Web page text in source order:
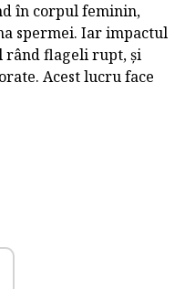
în corpul feminin,
spermei. Iar impactul
rând flageli rupt, și
Acest lucru face